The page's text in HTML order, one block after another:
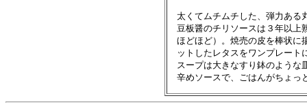
太くてムチムチした、弾力あ
豆板醤のチリソースは３年以上
ほどほど）。焼売の皮を棒状に
ットしたレタスをワンプレート
スープは大きなすり鉢のような